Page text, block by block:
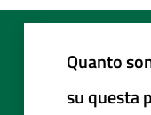
Quanto
su questa